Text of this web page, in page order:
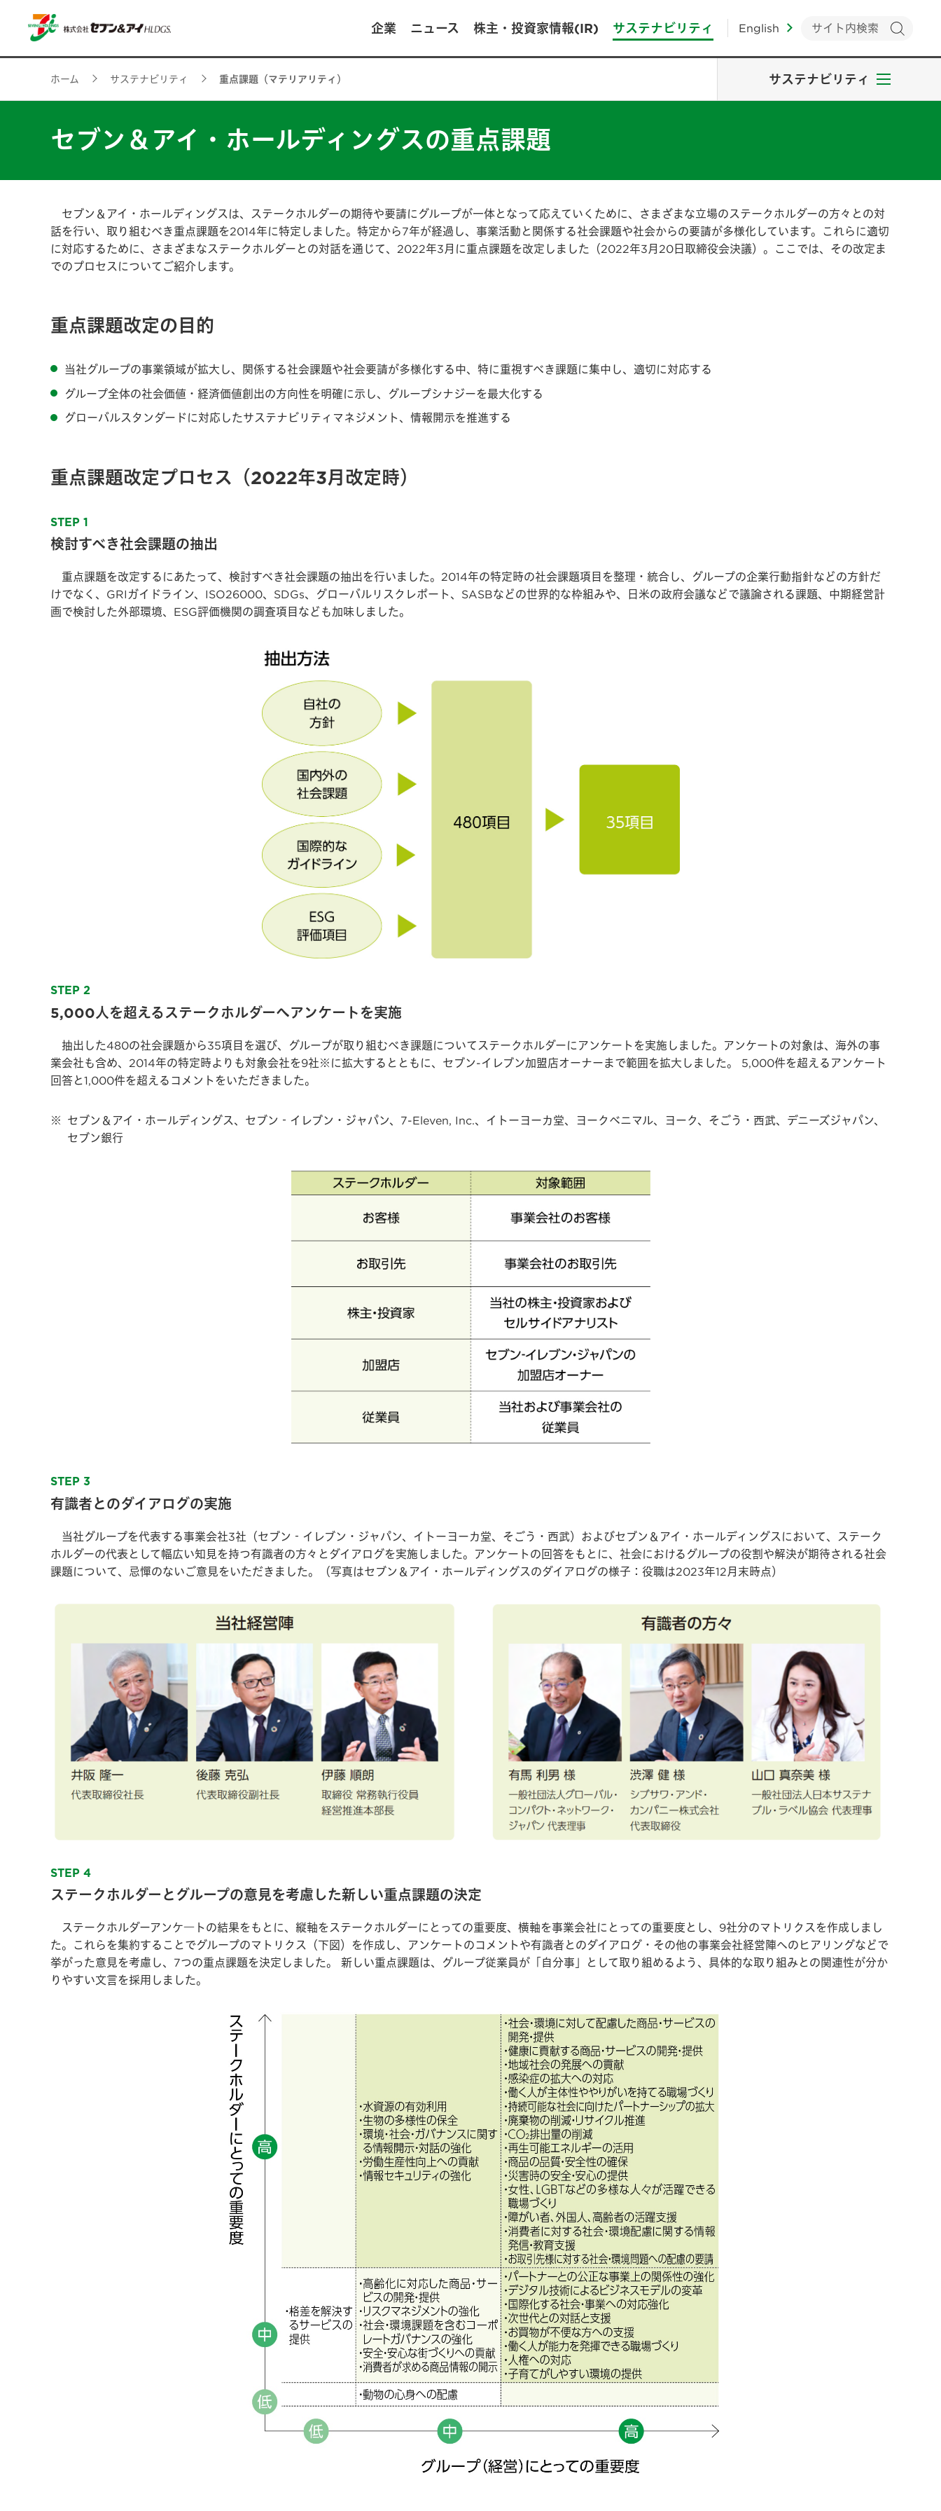
企業 ニュース 株主・投資家情報(IR) サステナビリティ English
ホーム サステナビリティ 重点課題（マテリアリティ） サステナビリティ
セブン＆アイ・ホールディングスの重点課題
セブン＆アイ・ホールディングスは、ステークホルダーの期待や要請にグループが一体となって応えていくために、さまざまな立場のステークホルダーの方々との対
話を行い、取り組むべき重点課題を2014年に特定しました。特定から7年が経過し、事業活動と関係する社会課題や社会からの要請が多様化しています。これらに適切
に対応するために、さまざまなステークホルダーとの対話を通じて、2022年3月に重点課題を改定しました（2022年3月20日取締役会決議）。ここでは、その改定ま
でのプロセスについてご紹介します。
重点課題改定の目的
当社グループの事業領域が拡大し、関係する社会課題や社会要請が多様化する中、特に重視すべき課題に集中し、適切に対応する
グループ全体の社会価値・経済価値創出の方向性を明確に示し、グループシナジーを最大化する
グローバルスタンダードに対応したサステナビリティマネジメント、情報開示を推進する
重点課題改定プロセス（2022年3月改定時）
STEP 1
検討すべき社会課題の抽出
重点課題を改定するにあたって、検討すべき社会課題の抽出を行いました。2014年の特定時の社会課題項目を整理・統合し、グループの企業行動指針などの方針だ
けでなく、GRIガイドライン、ISO26000、SDGs、グローバルリスクレポート、SASBなどの世界的な枠組みや、日米の政府会議などで議論される課題、中期経営計
画で検討した外部環境、ESG評価機関の調査項目なども加味しました。
STEP 2
5,000人を超えるステークホルダーへアンケートを実施
抽出した480の社会課題から35項目を選び、グループが取り組むべき課題についてステークホルダーにアンケートを実施しました。アンケートの対象は、海外の事
業会社も含め、2014年の特定時よりも対象会社を9社※に拡大するとともに、セブン-イレブン加盟店オーナーまで範囲を拡大しました。 5,000件を超えるアンケート
回答と1,000件を超えるコメントをいただきました。
※ セブン＆アイ・ホールディングス、セブン‐イレブン・ジャパン、7-Eleven, Inc.、イトーヨーカ堂、ヨークベニマル、ヨーク、そごう・西武、デニーズジャパン、
セブン銀行
STEP 3
有識者とのダイアログの実施
当社グループを代表する事業会社3社（セブン‐イレブン・ジャパン、イトーヨーカ堂、そごう・西武）およびセブン＆アイ・ホールディングスにおいて、ステーク
ホルダーの代表として幅広い知見を持つ有識者の方々とダイアログを実施しました。アンケートの回答をもとに、社会におけるグループの役割や解決が期待される社会
課題について、忌憚のないご意見をいただきました。（写真はセブン＆アイ・ホールディングスのダイアログの様子：役職は2023年12月末時点）
STEP 4
ステークホルダーとグループの意見を考慮した新しい重点課題の決定
ステークホルダーアンケ―トの結果をもとに、縦軸をステークホルダーにとっての重要度、横軸を事業会社にとっての重要度とし、9社分のマトリクスを作成しまし
た。これらを集約することでグループのマトリクス（下図）を作成し、アンケートのコメントや有識者とのダイアログ・その他の事業会社経営陣へのヒアリングなどで
挙がった意見を考慮し、7つの重点課題を決定しました。 新しい重点課題は、グループ従業員が「自分事」として取り組めるよう、具体的な取り組みとの関連性が分か
りやすい文言を採用しました。